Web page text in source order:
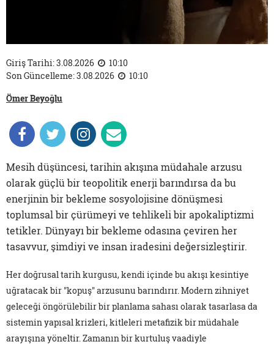
Giriş Tarihi: 3.08.2026
10:10
Son Güncelleme: 3.08.2026
10:10
Ömer Beyoğlu
Mesih düşüncesi, tarihin akışına müdahale arzusu
olarak güçlü bir teopolitik enerji barındırsa da bu
enerjinin bir bekleme sosyolojisine dönüşmesi
toplumsal bir çürümeyi ve tehlikeli bir apokaliptizmi
tetikler. Dünyayı bir bekleme odasına çeviren her
tasavvur, şimdiyi ve insan iradesini değersizleştirir.
Her doğrusal tarih kurgusu, kendi içinde bu akışı kesintiye
uğratacak bir "kopuş" arzusunu barındırır. Modern zihniyet
geleceği öngörülebilir bir planlama sahası olarak tasarlasa da
sistemin yapısal krizleri, kitleleri metafizik bir müdahale
arayışına yöneltir. Zamanın bir kurtuluş vaadiyle